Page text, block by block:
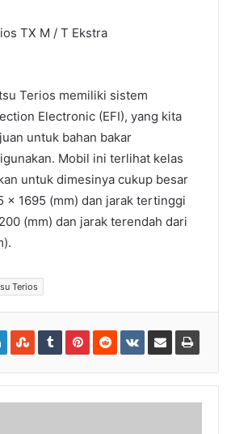
TX M / T Ekstra
Terios memiliki sistem
Electronic (EFI), yang kita
untuk bahan bakar
Mobil ini terlihat kelas
untuk dimesinya cukup besar
x 1695 (mm) dan jarak tertinggi
(mm) dan jarak terendah dari
Terios